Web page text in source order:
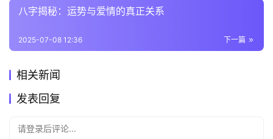
八字揭秘：运势与爱情的真正关系
下一篇
2025-07-08 12:36
相关新闻
发表回复
请登录后评论...